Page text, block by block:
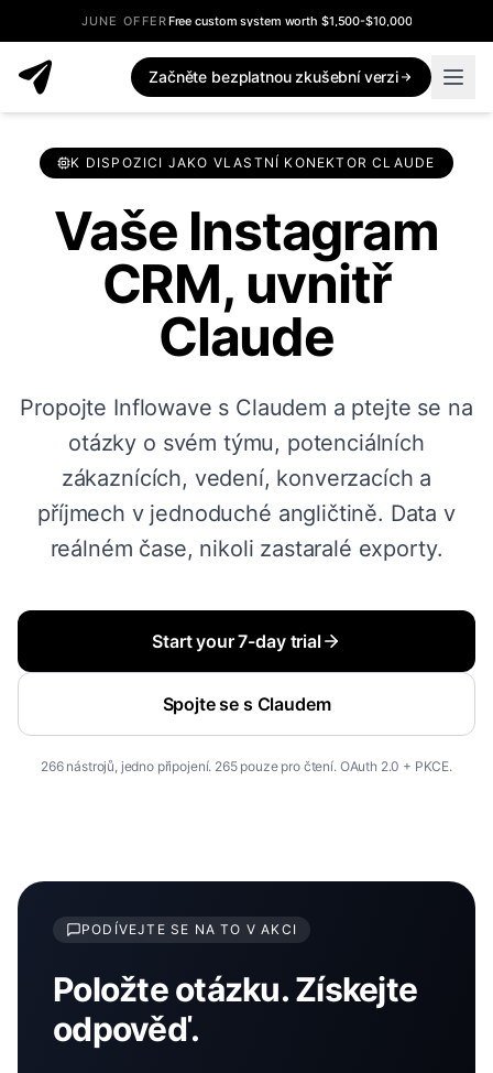
JUNE OFFERFree custom system worth $1,500-$10,000
Začněte bezplatnou zkušební verzi
K DISPOZICI JAKO VLASTNÍ KONEKTOR CLAUDE
Vaše Instagram
CRM, uvnitř
Claude
Propojte Inflowave s Claudem a ptejte se na
otázky o svém týmu, potenciálních
zákaznících, vedení, konverzacích a
příjmech v jednoduché angličtině. Data v
reálném čase, nikoli zastaralé exporty.
Start your 7-day trial
Spojte se s Claudem
266 nástrojů, jedno připojení. 265 pouze pro čtení. OAuth 2.0 + PKCE.
PODÍVEJTE SE NA TO V AKCI
Položte otázku. Získejte
odpověď.